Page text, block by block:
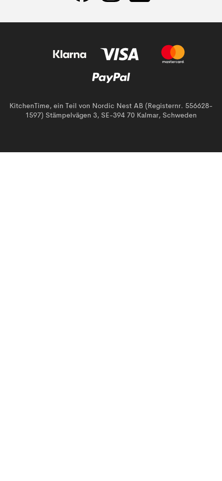
KitchenTime, ein Teil von Nordic Nest AB (Registernr. 556628-
1597) Stämpelvägen 3, SE-394 70 Kalmar, Schweden